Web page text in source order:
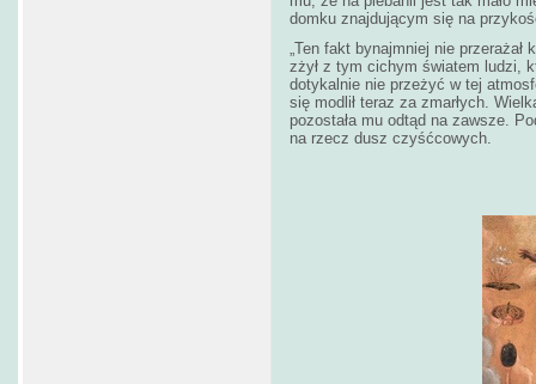
domku znajdującym się na
„Ten fakt bynajmniej nie
zżył z tym cichym światem ludzi,
dotykalnie nie przeżyć w tej
się modlił teraz za zmarłych.
pozostała mu odtąd na zawsze.
na rzecz dusz czyśćcowych.